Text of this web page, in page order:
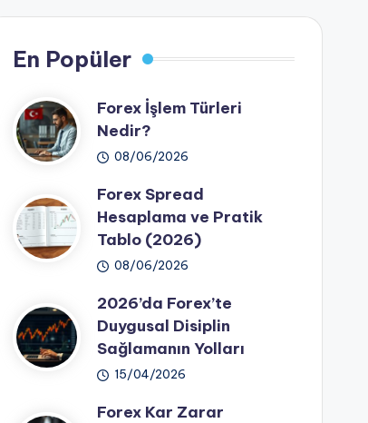
En Popüler
Forex İşlem Türleri
Nedir?
08/06/2026
Forex Spread
Hesaplama ve Pratik
Tablo (2026)
08/06/2026
2026’da Forex’te
Duygusal Disiplin
Sağlamanın Yolları
15/04/2026
Forex Kar Zarar